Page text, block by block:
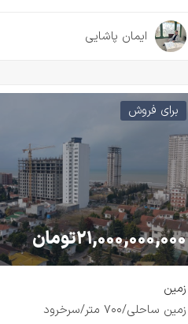
ایمان پاشایی
برای فروش
۲۱,۰۰۰,۰۰۰,۰۰۰تومان
زمین
زمین ساحلی/۷۰۰ متر/سرخرود